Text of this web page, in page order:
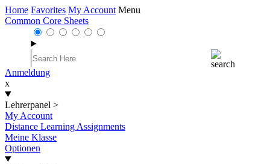
Home Favorites My Account Menu
Common Core Sheets
Anmeldung
x
Lehrerpanel >
My Account
Distance Learning Assignments
Meine Klasse
Optionen